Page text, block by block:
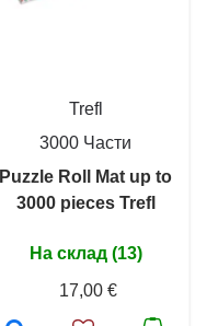
Trefl
3000 Части
Puzzle Roll Mat up to
3000 pieces Trefl
На склад (13)
17,00 €